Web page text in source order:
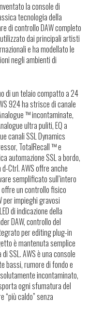
la console di
tecnologia della
di controllo DAW completo
utilizzato dai principali artisti
e ha modellato le
negli ambienti di
di un telaio compatto a 24
924 ha strisce di canale
™ incontaminate,
ultra puliti, EQ a
canali SSL Dynamics
TotalRecall ™ e
automazione SSL a bordo,
Ctrl. AWS offre anche
semplificato sull’intero
un controllo fisico
per impieghi gravosi
di indicazione della
DAW, controllo del
per editing plug-in
è mantenuta semplice
SSL. AWS è una console
bassi, rumore di fondo e
incontaminato,
ogni sfumatura del
“più caldo” senza